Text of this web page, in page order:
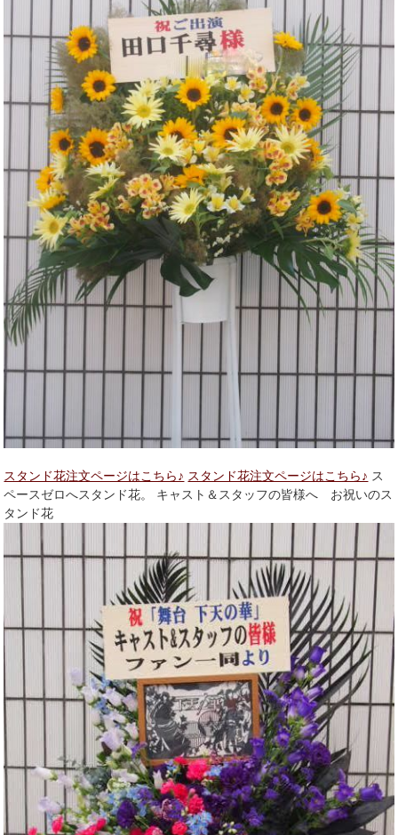
スタンド花注文ページはこちら♪ スタンド花注文ページはこちら♪ ス
ペースゼロへスタンド花。 キャスト＆スタッフの皆様へ お祝いのス
タンド花